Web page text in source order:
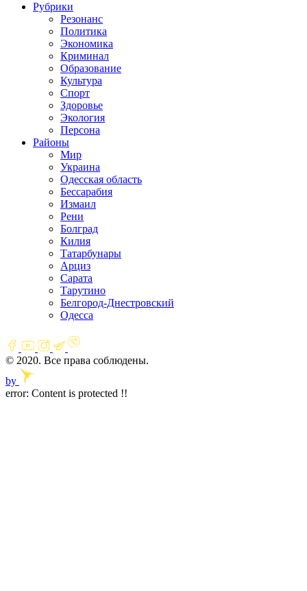
Рубрики
Резонанс
Политика
Экономика
Криминал
Образование
Культура
Спорт
Здоровье
Экология
Персона
Районы
Мир
Украина
Одесская область
Бессарабия
Измаил
Рени
Болград
Килия
Татарбунары
Арциз
Сарата
Тарутино
Белгород-Днестровский
Одесса
© 2020. Все права соблюдены.
by
error: Content is protected !!